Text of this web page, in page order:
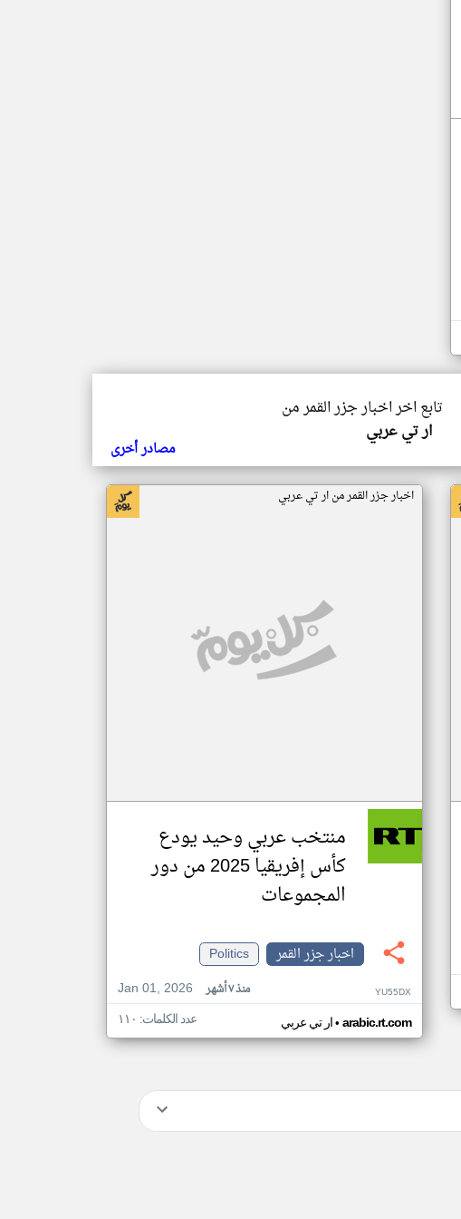
تابع اخر اخبار جزر القمر من
ار تي عربي
مصادر أخرى
اخبار جزر القمر من ار تي عربي
منتخب عربي وحيد يودع
كأس إفريقيا 2025 من دور
المجموعات
اخبار جزر القمر
Politics
Jan 01, 2026
منذ ٧ أشهر YU55DX
ار تي عربي• arabic.rt.com عدد الكلمات: ١١٠